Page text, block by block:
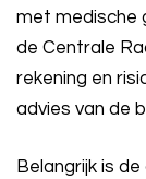
met medische
de Centrale
rekening en
advies van de
Belangrijk is